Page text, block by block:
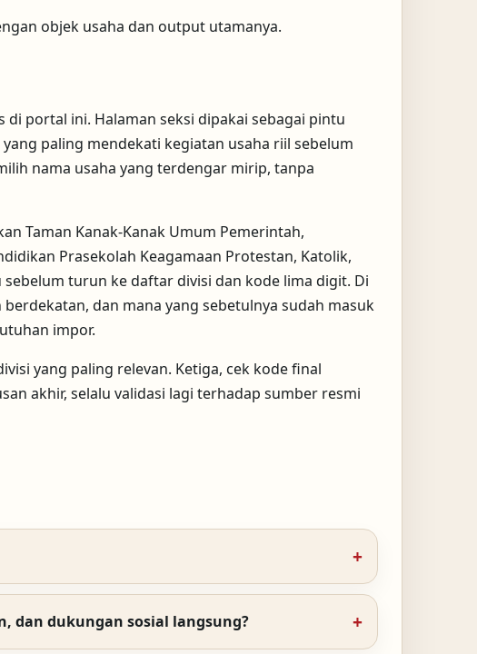
objek usaha dan output utamanya.
di portal ini. Halaman seksi dipakai sebagai pintu
paling mendekati kegiatan usaha riil sebelum
nama usaha yang terdengar mirip, tanpa
Taman Kanak-Kanak Umum Pemerintah,
Prasekolah Keagamaan Protestan, Katolik,
turun ke daftar divisi dan kode lima digit. Di
dan mana yang sebetulnya sudah masuk
impor.
yang paling relevan. Ketiga, cek kode final
akhir, selalu validasi lagi terhadap sumber resmi
dan dukungan sosial langsung?